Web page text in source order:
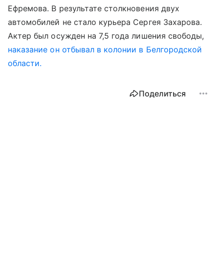
Ефремова. В результате столкновения двух
автомобилей не стало курьера Сергея Захарова.
Актер был осужден на 7,5 года лишения свободы,
наказание он отбывал в колонии в Белгородской
области.
Поделиться